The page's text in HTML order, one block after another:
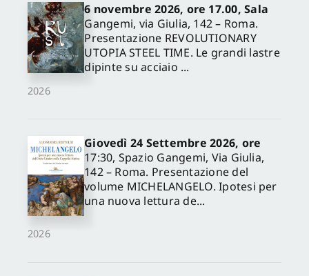
2026
6 novembre 2026, ore 17.00, Sala
Gangemi, via Giulia, 142 – Roma.
Presentazione REVOLUTIONARY
UTOPIA STEEL TIME. Le grandi lastre
dipinte su acciaio ...
2026
Giovedì 24 Settembre 2026, ore
17:30, Spazio Gangemi, Via Giulia,
142 – Roma. Presentazione del
volume MICHELANGELO. Ipotesi per
una nuova lettura de...